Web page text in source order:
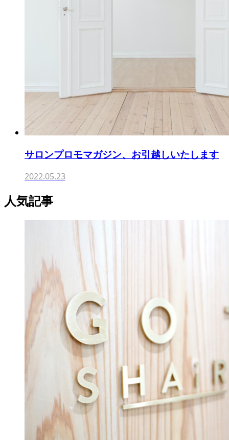
サロンプロモマガジン、お引越しいたします
2022.05.23
人気記事